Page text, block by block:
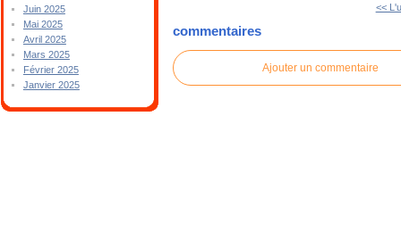
Juin 2025
Mai 2025
Avril 2025
Mars 2025
Février 2025
Janvier 2025
<<
commentaires
Ajouter un commentaire